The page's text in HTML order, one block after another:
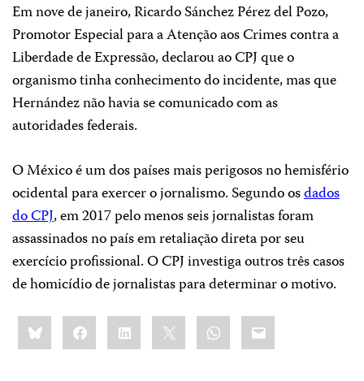
Em nove de janeiro, Ricardo Sánchez Pérez del Pozo,
Promotor Especial para a Atenção aos Crimes contra a
Liberdade de Expressão, declarou ao CPJ que o
organismo tinha conhecimento do incidente, mas que
Hernández não havia se comunicado com as
autoridades federais.
O México é um dos países mais perigosos no hemisfério
ocidental para exercer o jornalismo. Segundo osdados
do CPJ, em 2017 pelo menos seis jornalistas foram
assassinados no país em retaliação direta por seu
exercício profissional. O CPJ investiga outros três casos
de homicídio de jornalistas para determinar o motivo.
Share
this:BlueskyFacebookLinkedIn WhatsApp
Email